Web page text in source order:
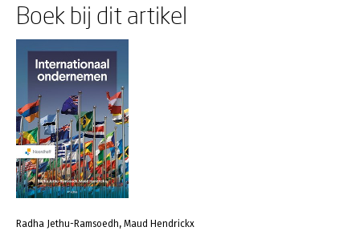
Boek bij dit artikel
Radha Jethu-Ramsoedh, Maud Hendrickx